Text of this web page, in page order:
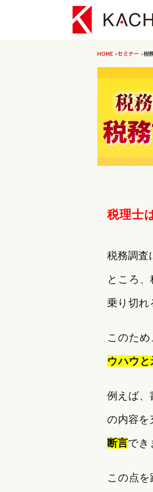
HOME ›セミナー › 税
税理士
税務調査
ところ
乗り切れ
このた
ウハウと
例えば、
の内容を
断言でき
この点を